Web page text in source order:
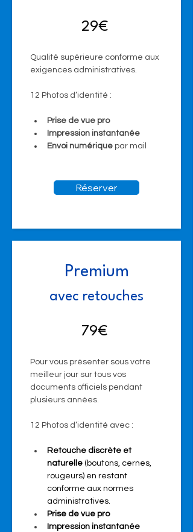
29€
Qualité supérieure conforme aux
exigences administratives.
12 Photos d’identité :
Prise de vue pro
Impression instantanée
Envoi numérique par mail
Réserver
Premium
avec retouches
79€
Pour vous présenter sous votre
meilleur jour sur tous vos
documents officiels pendant
plusieurs années.
12 Photos d’identité avec :
Retouche discrète et
naturelle (boutons, cernes,
rougeurs) en restant
conforme aux normes
administratives.
Prise de vue pro
Impression instantanée